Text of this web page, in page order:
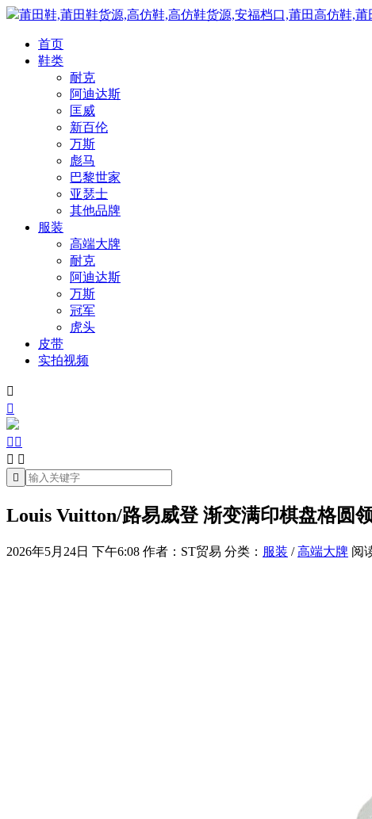
莆田鞋,莆田鞋货源,高仿鞋,高仿鞋货源,安福档口,莆田高仿鞋,
首页
鞋类
耐克
阿迪达斯
匡威
新百伦
万斯
彪马
巴黎世家
亚瑟士
其他品牌
服装
高端大牌
耐克
阿迪达斯
万斯
冠军
虎头
皮带
实拍视频


 
 

Louis Vuitton/路易威登 渐变满印棋盘格圆
2026年5月24日 下午6:08 作者：ST贸易 分类： 服装 /高端大牌 阅